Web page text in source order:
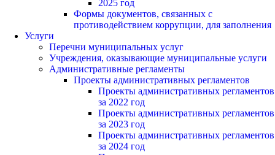
2025 год
Формы документов, связанных с
противодействием коррупции, для заполнения
Услуги
Перечни муниципальных услуг
Учреждения, оказывающие муниципальные услуги
Административные регламенты
Проекты административных регламентов
Проекты административных регламентов
за 2022 год
Проекты административных регламентов
за 2023 год
Проекты административных регламентов
за 2024 год